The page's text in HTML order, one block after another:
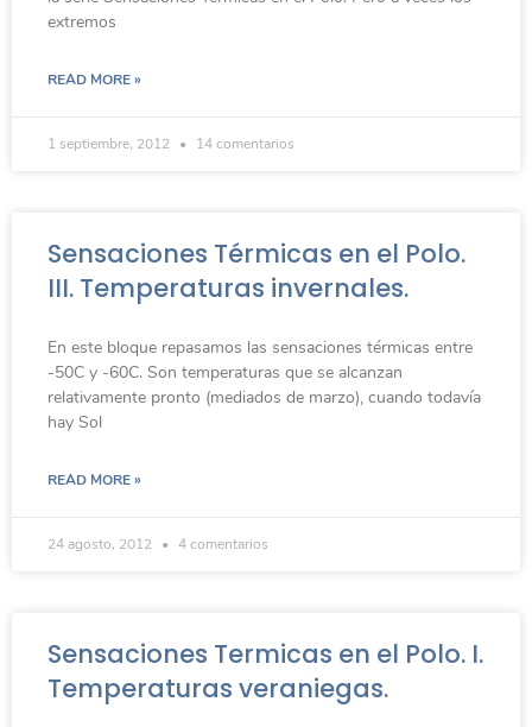
extremos
READ MORE »
1 septiembre, 2012 14 comentarios
Sensaciones Térmicas en el Polo.
III. Temperaturas invernales.
En este bloque repasamos las sensaciones térmicas entre
-50C y -60C. Son temperaturas que se alcanzan
relativamente pronto (mediados de marzo), cuando todavía
hay Sol
READ MORE »
24 agosto, 2012 4 comentarios
Sensaciones Termicas en el Polo. I.
Temperaturas veraniegas.